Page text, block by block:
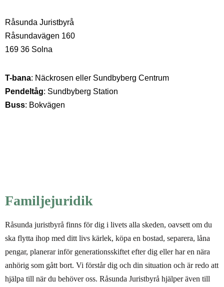
Råsunda Juristbyrå
Råsundavägen 160
169 36 Solna
T-bana: Näckrosen eller Sundbyberg Centrum
Pendeltåg: Sundbyberg Station
Buss: Bokvägen
Familjejuridik
Råsunda juristbyrå finns för dig i livets alla skeden, oavsett om du
ska flytta ihop med ditt livs kärlek, köpa en bostad, separera, låna
pengar, planerar inför generationsskiftet efter dig eller har en nära
anhörig som gått bort. Vi förstår dig och din situation och är redo att
hjälpa till när du behöver oss. Råsunda Juristbyrå hjälper även till